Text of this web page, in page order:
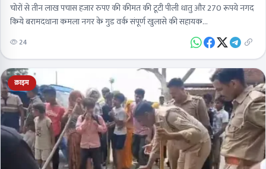
चोरों से तीन लाख पचास हजार रुपए की कीमत की टूटी पीली धातु और 270 रूपये नगद
किये बरामदथाना कमला नगर के गुड वर्क संपूर्ण खुलासे की सहायक…
24
क्राइम